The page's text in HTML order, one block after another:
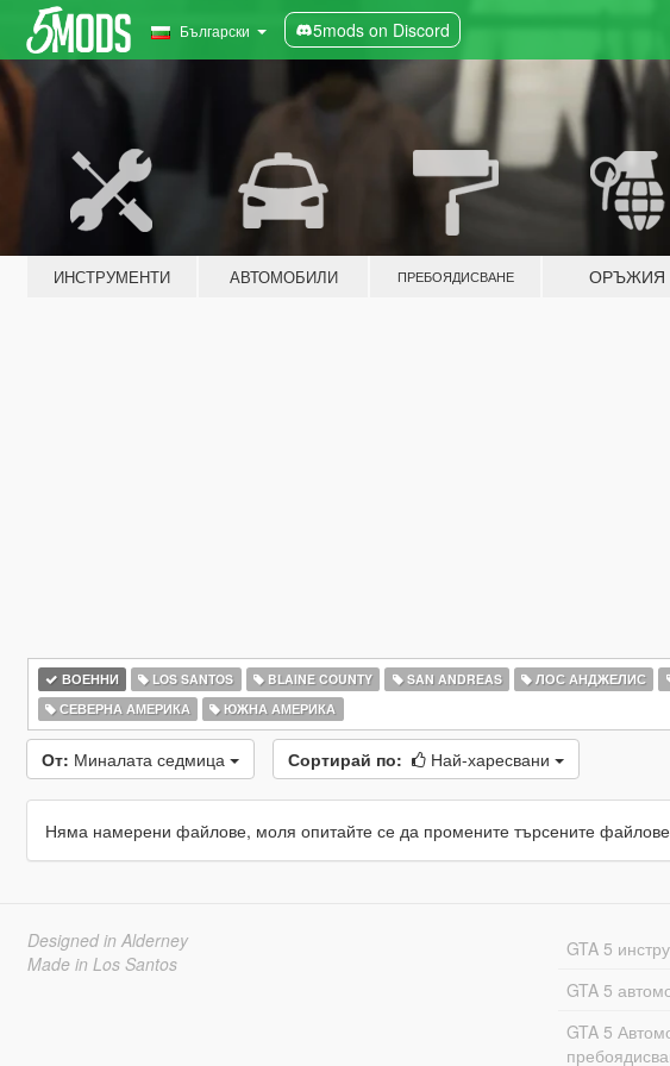
Български 5mods on Discord
ИНСТРУМЕНТИ АВТОМОБИЛИ ПРЕБОЯДИСВАНЕ ОРЪЖИЯ
ВОЕННИ LOS SANTOS BLAINE COUNTY SAN ANDREAS ЛОС АНДЖЕЛИС
СЕВЕРНА АМЕРИКА
ЮЖНА АМЕРИКА
От: Миналата седмица Сортирай по: Най-харесвани
Няма намерени файлове, моля опитайте се да промените търсените
Designed in Alderney
Made in Los Santos
GTA 5
GTA 5
GTA 5